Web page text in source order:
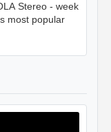
Stereo - week
most popular